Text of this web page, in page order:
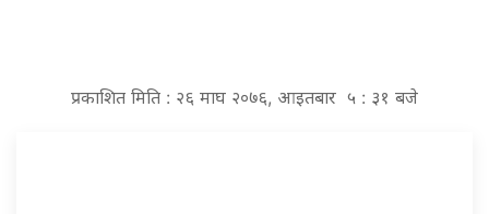
प्रकाशित मिति : २६ माघ २०७६, आइतबार ५ : ३१ बजे